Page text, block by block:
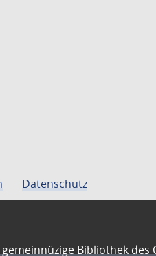
Datenschutz
Bibliothek des